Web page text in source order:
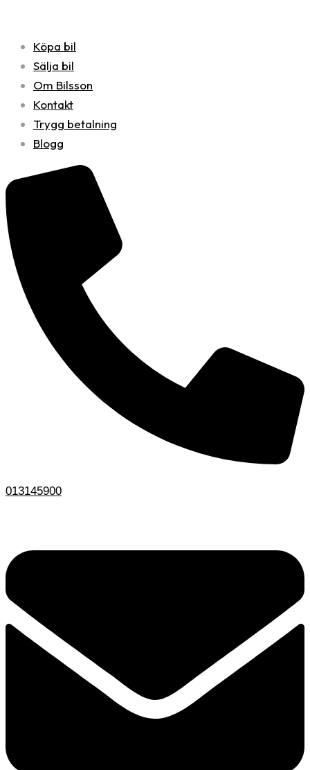
Köpa bil
Sälja bil
Om Bilsson
Kontakt
Trygg betalning
Blogg
013145900